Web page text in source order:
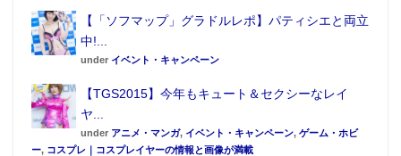
【「ソフマップ」グラドルレポ】パティシエと両立
中!...
under イベント・キャンペーン
【TGS2015】今年もキュート＆セクシーなレイ
ヤ...
under アニメ・マンガ, イベント・キャンペーン, ゲーム・ホビ
ー, コスプレ｜コスプレイヤーの情報と画像が満載